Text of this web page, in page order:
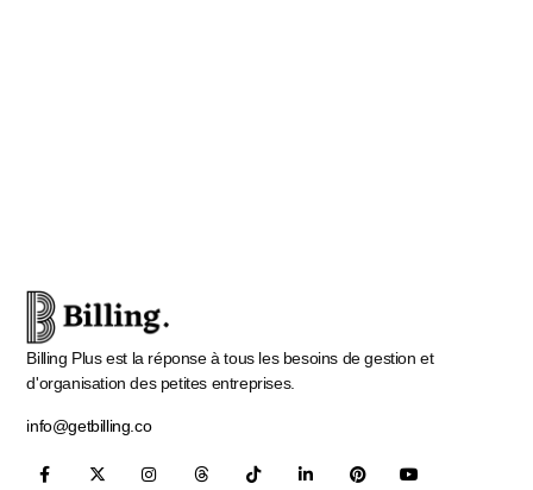
Billing Plus est la réponse à tous les besoins de gestion et
d'organisation des petites entreprises.
info@getbilling.co